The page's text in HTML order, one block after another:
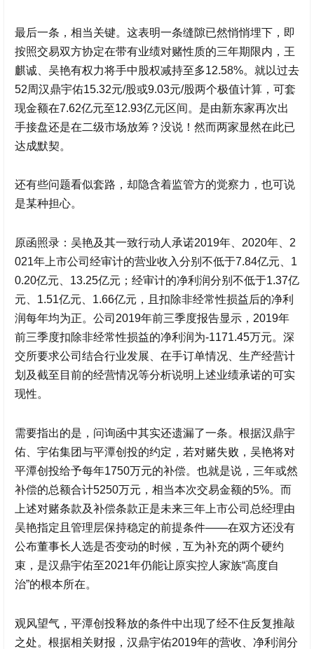
最后一条，相当关键。这表明一条缝隙已然悄悄埋下，即
按照交易双方协定在带有业绩对赌性质的三年期限内，王
麒诚、吴艳有权力将手中股权减持至多12.58%。就以过去
52周汉鼎宇佑15.32元/股或9.03元/股两个极值计算，可套
现金额在7.62亿元至12.93亿元区间。是由新东家再次出
手接盘还是在二级市场放筹？没说！然而两家显然在此已
达成默契。
还有些问题看似套路，却隐含着监管方的觉察力，也可说
是某种担心。
原函照录：吴艳及其一致行动人承诺2019年、2020年、2
021年上市公司经审计的营业收入分别不低于7.84亿元、1
0.20亿元、13.25亿元；经审计的净利润分别不低于1.37亿
元、1.51亿元、1.66亿元，且扣除非经常性损益后的净利
润每年均为正。公司2019年前三季度报告显示，2019年
前三季度扣除非经常性损益的净利润为-1171.45万元。深
交所要求公司结合行业发展、在手订单情况、生产经营计
划及截至目前的经营情况等分析说明上述业绩承诺的可实
现性。
需要指出的是，问询函中其实还遗漏了一条。根据汉鼎宇
佑 、宇佑集团与平潭创投的约定，若对赌失败，吴艳将对
平潭创投给予每年1750万元的补偿。也就是说，三年或然
补偿的总额合计5250万元，相当本次交易金额的5%。而
上述对赌条款及补偿条款正是未来三年上市公司总经理由
吴艳指定且管理层保持稳定的前提条件——在双方还没有
公布董事长人选是否变动的时候，互为补充的两个硬约
束，是汉鼎宇佑至2021年仍能让原实控人家族“高度自
治”的根本所在。
观风望气，平潭创投释放的条件中出现了经不住反复推敲
之处。根据相关财报， 汉鼎宇佑2019年的营收、净利润分